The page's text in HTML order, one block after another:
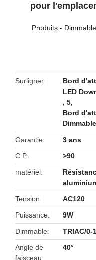
pour
Produits-
Surligner
Bord
LED
,5,
Bord
Garantie
3 ans
C.P.
>90
matériel
Tension
AC120
Puissance
9W
Dimmable
TRIAC/0-
Angle de
faisceau
40°